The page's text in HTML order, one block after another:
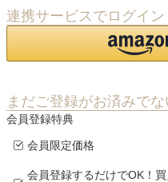
連携サービスでログイ
まだご登録がお済みで
会員登録特典
会員限定価格
会員登録するだけでOK！